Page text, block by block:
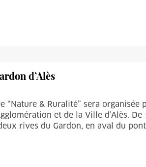
d’Alès
& Ruralité” sera organisée
et de la Ville d’Alès. De
rives du Gardon, en aval du